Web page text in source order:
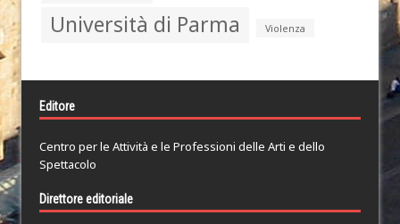
Università di Parma Violenza
Editore
Centro per le Attività e le Professioni delle Arti e dello
Spettacolo
Direttore editoriale